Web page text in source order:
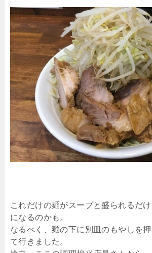
これだけの麺がスープと盛られるだ
になるのかも。
なるべく、麺の下に別皿のもやしを
て行きました。